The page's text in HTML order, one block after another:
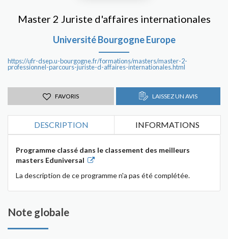
Master 2 Juriste d'affaires internationales
Université Bourgogne Europe
https://ufr-dsep.u-bourgogne.fr/formations/masters/master-2-
professionnel-parcours-juriste-d-affaires-internationales.html
FAVORIS LAISSEZ UN AVIS
DESCRIPTION INFORMATIONS
Programme classé dans le classement des meilleurs
masters Eduniversal
La description de ce programme n'a pas été complétée.
Note globale